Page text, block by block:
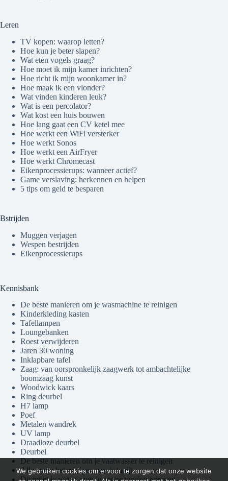
Leren
TV kopen: waarop letten?
Hoe kun je beter slapen?
Wat eten vogels graag?
Hoe moet ik mijn kamer inrichten?
Hoe richt ik mijn woonkamer in?
Hoe maak ik een vlonder?
Wat vinden kinderen leuk?
Wat is een percolator?
Wat kost een huis bouwen
Hoe lang gaat een CV ketel mee
Hoe werkt een WiFi versterker
Hoe werkt Sonos
Hoe werkt een AirFryer
Hoe werkt Chromecast
Eikenprocessierups: wanneer actief?
Game verslaving: herkennen en helpen
5 tips om geld te besparen
Bstrijden
Muggen verjagen
Wespen bestrijden
Eikenprocessierups
Kennisbank
De beste manieren om je wasmachine te reinigen
Kinderkleding kasten
Tafellampen
Loungebanken
Roest verwijderen
Jaren 30 woning
Inklapbare tafel
Zaag: van oorspronkelijk zaagwerk tot ambachtelijke
boomzaag kunst
Woodwick kaars
Ring deurbel
H7 lamp
Poef
Metalen wandrek
UV lamp
Draadloze deurbel
Deurbel
De beste manieren om je vaatwasser te reinigen
Alles over het reinigen van je tapijt
We gebruiken cookies om ervoor te zorgen dat onze website